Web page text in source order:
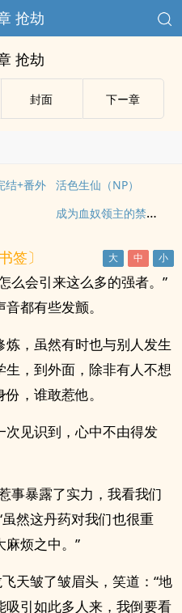
抢劫
抢劫
封面 下ー章
结+番外 活色生仙（NP）
成为血奴领主的禁脔（1v2，血族，强制高H）
签〕
么会引来这么多的强者。”
都有些发颤。
，虽然有时也与别人发生
，到外面，除非有人不想
，谁敢惹他。
见识到，心中不由得发
事暴露了实力，我看我们
然这丹药对我们也很重
烦之中。”
天皱了皱眉头，笑道：“地
吸引如此多人来，我倒要看